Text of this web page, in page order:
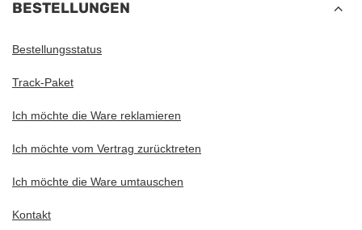
BESTELLUNGEN
Bestellungsstatus
Track-Paket
Ich möchte die Ware reklamieren
Ich möchte vom Vertrag zurücktreten
Ich möchte die Ware umtauschen
Kontakt